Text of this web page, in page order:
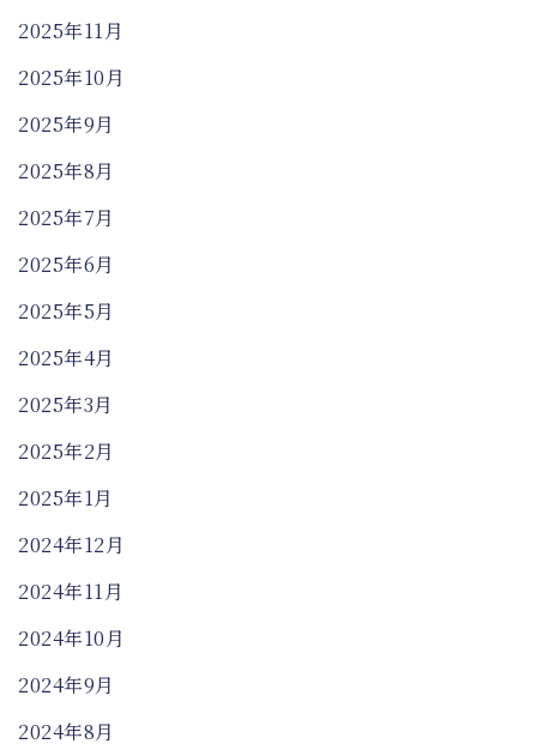
2025年11月
2025年10月
2025年9月
2025年8月
2025年7月
2025年6月
2025年5月
2025年4月
2025年3月
2025年2月
2025年1月
2024年12月
2024年11月
2024年10月
2024年9月
2024年8月